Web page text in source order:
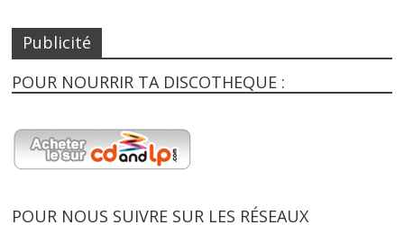
Publicité
POUR NOURRIR TA DISCOTHEQUE :
POUR NOUS SUIVRE SUR LES RÉSEAUX